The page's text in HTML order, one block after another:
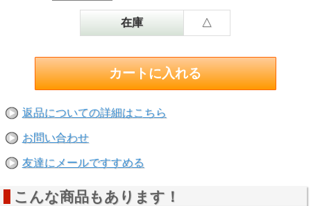
※業販（マリン関係）可能です。
※i3以外のモデルも取扱い可能です。
※詳しくは、直接お問い合せ下さい。
在庫 △
返品についての詳細はこちら
お問い合わせ
友達にメールですすめる
こんな商品もあります！